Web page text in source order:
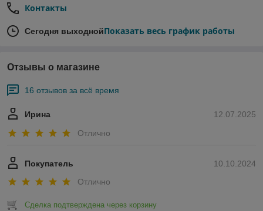
Контакты
Сегодня выходнойПоказать весь график работы
Отзывы о магазине
16 отзывов за всё время
12.07.2025
Ирина
Отлично
10.10.2024
Покупатель
Отлично
Сделка подтверждена через корзину